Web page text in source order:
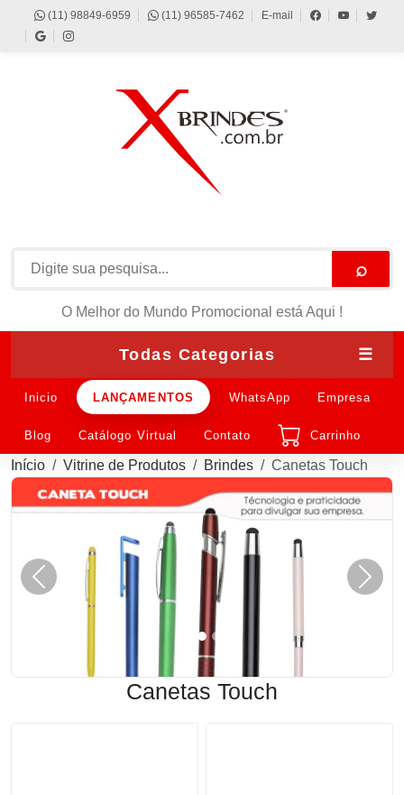
(11) 98849-6959 (11) 96585-7462 E-mail
⌕
O Melhor do Mundo Promocional está Aqui !
Todas Categorias ☰
Inicio LANÇAMENTOS WhatsApp Empresa
Blog Catálogo Virtual Contato Carrinho
Início Vitrine de Produtos Brindes Canetas Touch
Anterior
Canetas Touch